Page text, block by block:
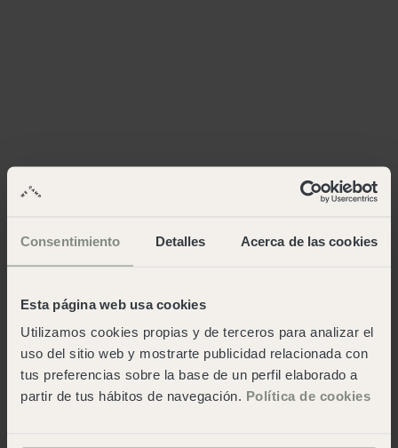
Consentimiento Detalles Acerca de las cookies
Esta página web usa cookies
Utilizamos cookies propias y de terceros para analizar el
uso del sitio web y mostrarte publicidad relacionada con
tus preferencias sobre la base de un perfil elaborado a
partir de tus hábitos de navegación. Política de cookies